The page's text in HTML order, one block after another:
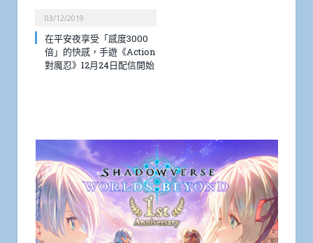
03/12/2019
在平安夜享受「感度3000
倍」的快感，手遊《Action
對魔忍》12月24日配信開始